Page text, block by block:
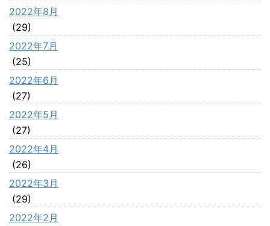
2022年8月
(29)
2022年7月
(25)
2022年6月
(27)
2022年5月
(27)
2022年4月
(26)
2022年3月
(29)
2022年2月